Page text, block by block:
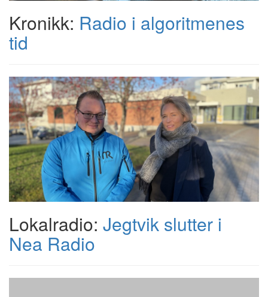
Kronikk: Radio i algoritmenes
tid
Lokalradio: Jegtvik slutter i
Nea Radio